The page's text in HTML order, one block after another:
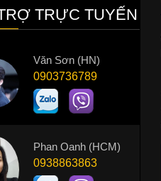
TRỰC TUYẾN
Văn Sơn (HN)
0903736789
Phan Oanh (HCM)
0938863863